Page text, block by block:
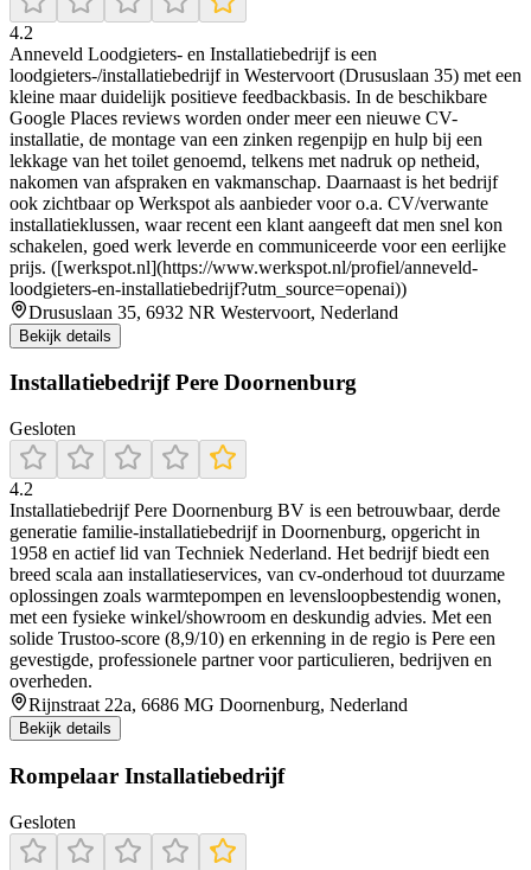
4.2
Anneveld Loodgieters- en Installatiebedrijf is een
loodgieters-/installatiebedrijf in Westervoort (Drususlaan 35) met een
kleine maar duidelijk positieve feedbackbasis. In de beschikbare
Google Places reviews worden onder meer een nieuwe CV-
installatie, de montage van een zinken regenpijp en hulp bij een
lekkage van het toilet genoemd, telkens met nadruk op netheid,
nakomen van afspraken en vakmanschap. Daarnaast is het bedrijf
ook zichtbaar op Werkspot als aanbieder voor o.a. CV/verwante
installatieklussen, waar recent een klant aangeeft dat men snel kon
schakelen, goed werk leverde en communiceerde voor een eerlijke
prijs. ([werkspot.nl](https://www.werkspot.nl/profiel/anneveld-
loodgieters-en-installatiebedrijf?utm_source=openai))
Drususlaan 35, 6932 NR Westervoort, Nederland
Bekijk details
Installatiebedrijf Pere Doornenburg
Gesloten
4.2
Installatiebedrijf Pere Doornenburg BV is een betrouwbaar, derde
generatie familie-installatiebedrijf in Doornenburg, opgericht in
1958 en actief lid van Techniek Nederland. Het bedrijf biedt een
breed scala aan installatieservices, van cv-onderhoud tot duurzame
oplossingen zoals warmtepompen en levensloopbestendig wonen,
met een fysieke winkel/showroom en deskundig advies. Met een
solide Trustoo-score (8,9/10) en erkenning in de regio is Pere een
gevestigde, professionele partner voor particulieren, bedrijven en
overheden.
Rijnstraat 22a, 6686 MG Doornenburg, Nederland
Bekijk details
Rompelaar Installatiebedrijf
Gesloten